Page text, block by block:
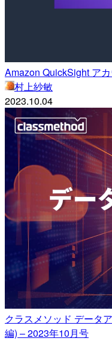
Amazon QuickSight ア
村上紗敏
2023.10.04
クラスメソッド データ
編) – 2023年10月号